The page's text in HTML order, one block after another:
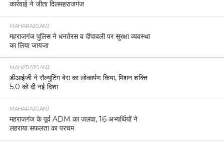
कार्रवाई ने जीता दिलमहराजगंज
MAHARAJGANJ
महराजगंज पुलिस ने धनतेरस व दीपावली पर सुरक्षा व्यवस्था
का लिया जायजा
MAHARAJGANJ
डीआईजी ने सैल्युटिंग बेस का लोकार्पण किया, मिशन शक्ति
5.0 को दी नई दिशा
MAHARAJGANJ
महराजगंज के पूर्व ADM का जलवा, 16 अभ्यर्थियों ने
लहराया सफलता का परचम